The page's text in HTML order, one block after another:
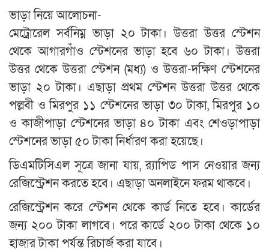
ভাড়া নিয়ে আলোচনা-
মেট্রোরেল সর্বনিম্ন ভাড়া ২০ টাকা। উত্তরা উত্তর স্টেশন
থেকে আগারগাঁও স্টেশনের ভাড়া হবে ৬০ টাকা। উত্তরা
উত্তর থেকে উত্তরা স্টেশন (মধ্য) ও উত্তরা-দক্ষিণ স্টেশনের
ভাড়া ২০ টাকা। এছাড়া প্রথম স্টেশন উত্তরা উত্তর থেকে
পল্লবী ও মিরপুর ১১ স্টেশনের ভাড়া ৩০ টাকা, মিরপুর ১০
ও কাজীপাড়া স্টেশনের ভাড়া ৪০ টাকা এবং শেওড়াপাড়া
স্টেশনের ভাড়া ৫০ টাকা নির্ধারণ করা হয়েছে।
ডিএমটিসিএল সূত্রে জানা যায়, র‌্যাপিড পাস নেওয়ার জন্য
রেজিস্ট্রেশন করতে হবে। এছাড়া অনলাইনে ফরম থাকবে।
রেজিস্ট্রেশন করে স্টেশন থেকে কার্ড নিতে হবে। কার্ডের
জন্য ২০০ টাকা লাগবে। পরে কার্ডে ২০০ টাকা থেকে ১০
হাজার টাকা পর্যন্ত রিচার্জ করা যাবে।